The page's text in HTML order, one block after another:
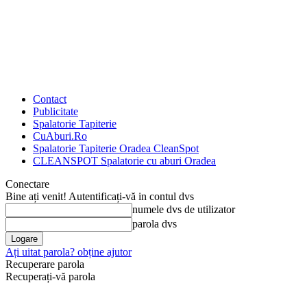
Contact
Publicitate
Spalatorie Tapiterie
CuAburi.Ro
Spalatorie Tapiterie Oradea CleanSpot
CLEANSPOT Spalatorie cu aburi Oradea
Conectare
Bine ați venit! Autentificați-vă in contul dvs
numele dvs de utilizator
parola dvs
Ați uitat parola? obține ajutor
Recuperare parola
Recuperați-vă parola